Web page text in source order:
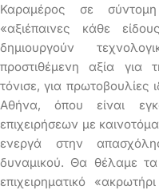
Καραμέρος σε
«αξιέπαινες κάθε
δημιουργούν
προστιθέμενη αξία για
τόνισε, για πρωτοβουλίες
Αθήνα, όπου είναι
επιχειρήσεων με
ενεργά στην
δυναμικού. Θα θέλαμε
επιχειρηματικό